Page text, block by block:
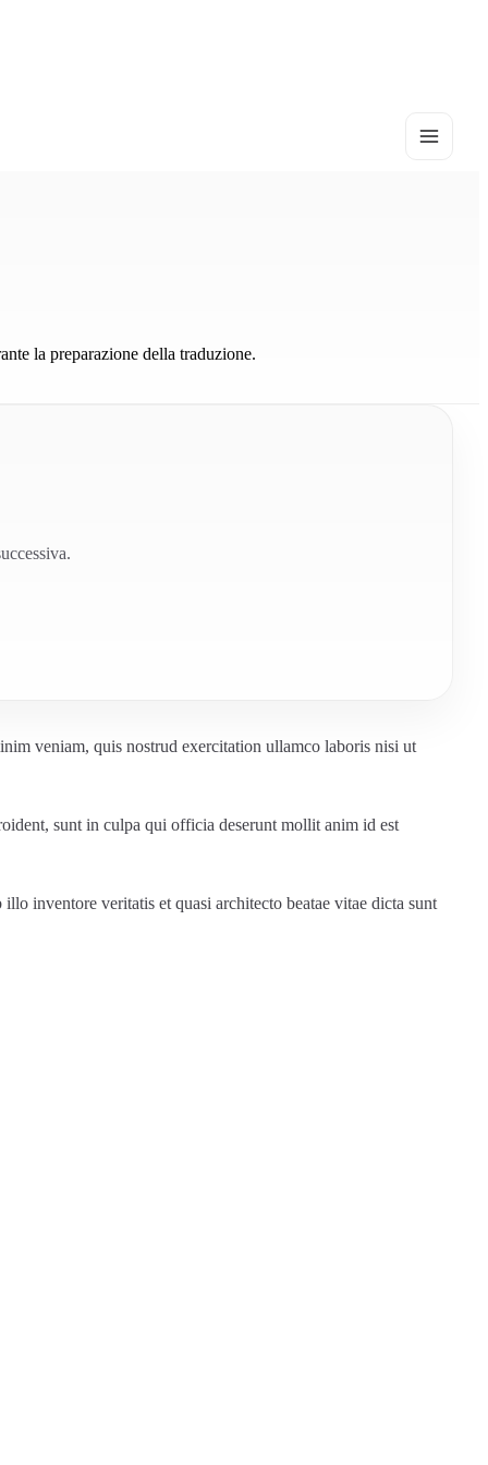
la preparazione della traduzione.
veniam, quis nostrud exercitation ullamco laboris nisi ut
sunt in culpa qui officia deserunt mollit anim id est
inventore veritatis et quasi architecto beatae vitae dicta sunt